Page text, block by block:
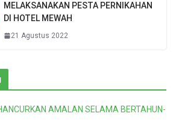
MELAKSANAKAN PESTA PERNIKAHAN
DI HOTEL MEWAH
21 Agustus 2022
AMALAN SELAMA BERTAHUN-